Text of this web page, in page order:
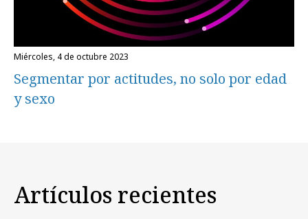
miércoles, 4 de octubre 2023
Segmentar por actitudes, no solo por edad
y sexo
Artículos recientes